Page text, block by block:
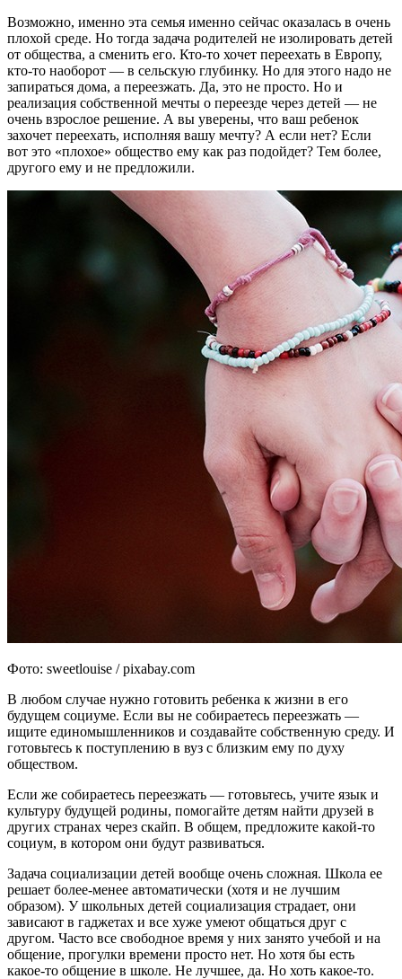
Возможно, именно эта семья именно сейчас оказалась в очень
плохой среде. Но тогда задача родителей не изолировать детей
от общества, а сменить его. Кто-то хочет переехать в Европу,
кто-то наоборот — в сельскую глубинку. Но для этого надо не
запираться дома, а переезжать. Да, это не просто. Но и
реализация собственной мечты о переезде через детей — не
очень взрослое решение. А вы уверены, что ваш ребенок
захочет переехать, исполняя вашу мечту? А если нет? Если
вот это «плохое» общество ему как раз подойдет? Тем более,
другого ему и не предложили.
Фото: sweetlouise / pixabay.com
В любом случае нужно готовить ребенка к жизни в его
будущем социуме. Если вы не собираетесь переезжать —
ищите единомышленников и создавайте собственную среду. И
готовьтесь к поступлению в вуз с близким ему по духу
обществом.
Если же собираетесь переезжать — готовьтесь, учите язык и
культуру будущей родины, помогайте детям найти друзей в
других странах через скайп. В общем, предложите какой-то
социум, в котором они будут развиваться.
Задача социализации детей вообще очень сложная. Школа ее
решает более-менее автоматически (хотя и не лучшим
образом). У школьных детей социализация страдает, они
зависают в гаджетах и все хуже умеют общаться друг с
другом. Часто все свободное время у них занято учебой и на
общение, прогулки времени просто нет. Но хотя бы есть
какое-то общение в школе. Не лучшее, да. Но хоть какое-то.